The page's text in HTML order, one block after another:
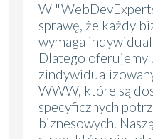
W
sprawę, że każdy
wymaga
Dlatego oferujemy
WWW, które są
specyficznych
biznesowych.